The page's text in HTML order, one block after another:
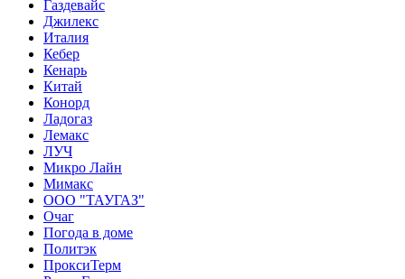
Газдевайс
Джилекс
Италия
Кебер
Кенарь
Китай
Конорд
Ладогаз
Лемакс
ЛУЧ
Микро Лайн
Мимакс
ООО "ТАУГАЗ"
Очаг
Погода в доме
Политэк
ПроксиТерм